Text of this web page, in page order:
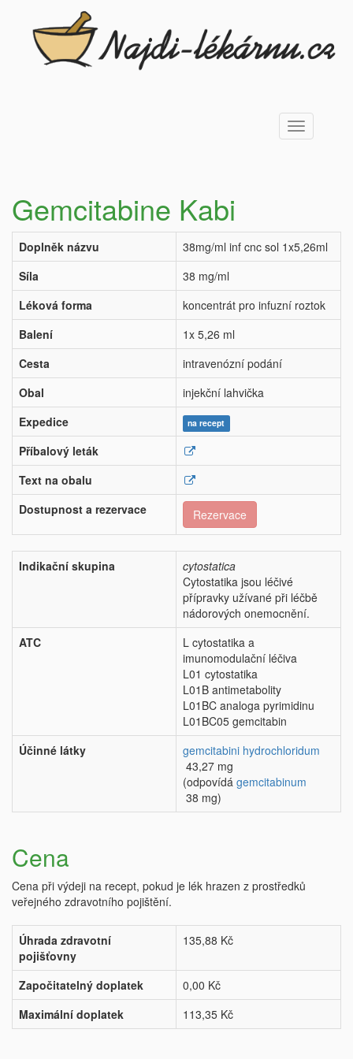
Toggle
navigation
Gemcitabine Kabi
Doplněk názvu
38mg/ml inf cnc sol 1x5,26ml
Síla
38 mg/ml
Léková forma
koncentrát pro infuzní roztok
Balení
1x 5,26 ml
Cesta
intravenózní podání
Obal
injekční lahvička
Expedice
na recept
Příbalový leták
Text na obalu
Dostupnost a rezervace
Rezervace
Indikační skupina
cytostatica
Cytostatika jsou léčivé
přípravky užívané při léčbě
nádorových onemocnění.
ATC
L cytostatika a
imunomodulační léčiva
L01 cytostatika
L01B antimetabolity
L01BC analoga pyrimidinu
L01BC05 gemcitabin
Účinné látky
gemcitabini hydrochloridum
43,27 mg
(odpovídá gemcitabinum
38 mg)
Cena
Cena při výdeji na recept, pokud je lék hrazen z prostředků
veřejného zdravotního pojištění.
Úhrada zdravotní
pojišťovny
135,88 Kč
Započitatelný doplatek
0,00 Kč
Maximální doplatek
113,35 Kč